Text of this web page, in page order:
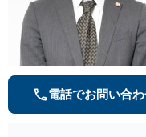
電話でお問い合